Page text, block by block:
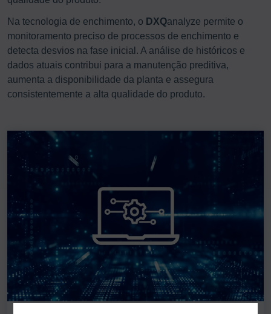
Na tecnologia de enchimento, o DXQanalyze permite o
monitoramento preciso de processos de enchimento e
detecta desvios na fase inicial. A análise de históricos e
dados atuais contribui para a manutenção preditiva,
aumenta a disponibilidade da planta e assegura
consistentemente a alta qualidade do produto.